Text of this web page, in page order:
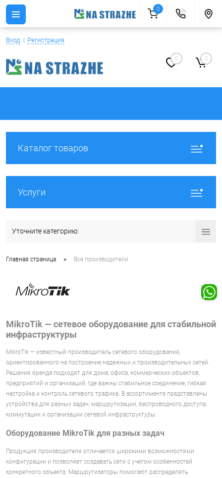
Вход Регистрация
0 0
Каталог товаров
Услуги
Уточните категорию:
Главная страница • Все производители
MikroTik — сетевое оборудование для стабильной
инфраструктуры
MikroTik — известный производитель сетевого оборудования,
ориентированного на построение надежных и производительных сетей.
Решения бренда подходят для дома, офиса, коммерческих объектов,
предприятий и организаций, где важны стабильное соединение, гибкая
настройка и контроль сетевого трафика. В ассортименте представлены
устройства для разных задач: маршрутизации, беспроводного доступа,
коммутации и организации сетевой инфраструктуры.
Оборудование MikroTik для разных задач
Продукция производителя отличается широкими возможностями
конфигурации и позволяет создавать сети с учетом особенностей
конкретного объекта. Маршрутизаторы помогают распределять
0